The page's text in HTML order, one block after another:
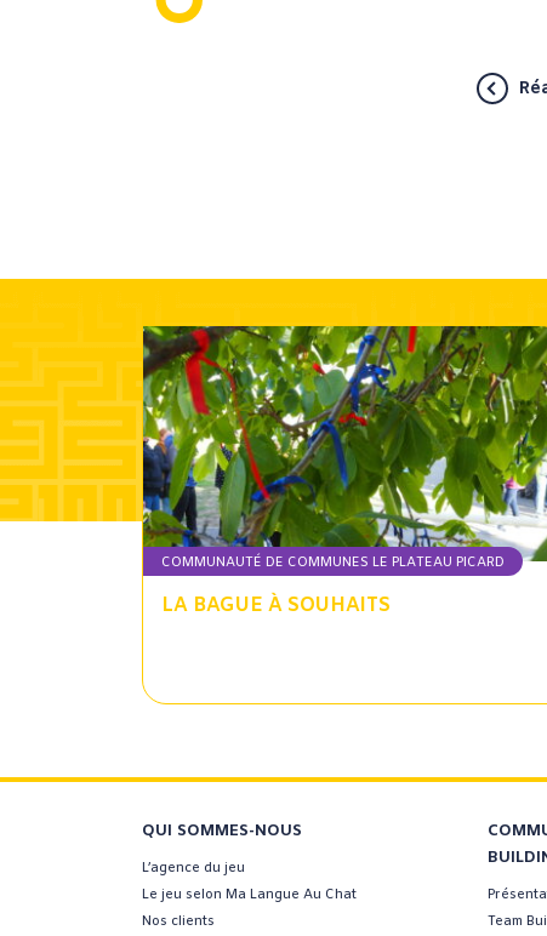
COMMUNAUTÉ DE COMMUNES LE PLATEAU PICARD
LA BAGUE À SOUHAITS
QUI SOMMES-NOUS
L’agence du jeu
Le jeu selon Ma Langue Au Chat
Nos clients
Team